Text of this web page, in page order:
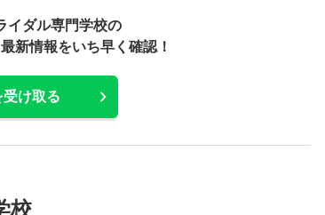
イダル専門学校の
新情報をいち早く確認！
受け取る
校